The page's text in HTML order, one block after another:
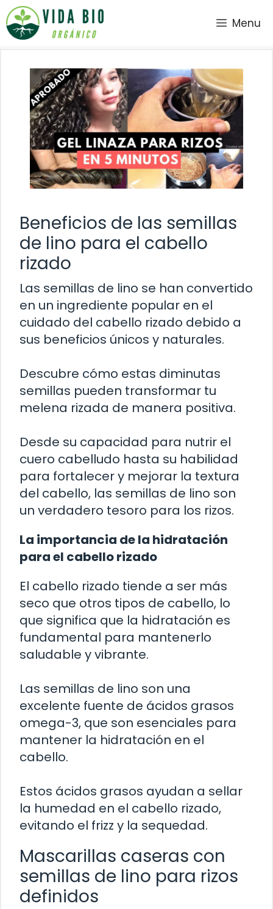
Saltar
al
contenido
Menu
Beneficios de las semillas
de lino para el cabello
rizado
Las semillas de lino se han convertido
en un ingrediente popular en el
cuidado del cabello rizado debido a
sus beneficios únicos y naturales.
Descubre cómo estas diminutas
semillas pueden transformar tu
melena rizada de manera positiva.
Desde su capacidad para nutrir el
cuero cabelludo hasta su habilidad
para fortalecer y mejorar la textura
del cabello, las semillas de lino son
un verdadero tesoro para los rizos.
La importancia de la hidratación
para el cabello rizado
El cabello rizado tiende a ser más
seco que otros tipos de cabello, lo
que significa que la hidratación es
fundamental para mantenerlo
saludable y vibrante.
Las semillas de lino son una
excelente fuente de ácidos grasos
omega-3, que son esenciales para
mantener la hidratación en el
cabello.
Estos ácidos grasos ayudan a sellar
la humedad en el cabello rizado,
evitando el frizz y la sequedad.
Mascarillas caseras con
semillas de lino para rizos
definidos